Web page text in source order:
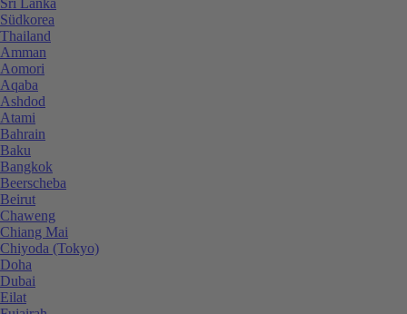
Südkorea
Thailand
Amman
Aomori
Aqaba
Ashdod
Atami
Bahrain
Baku
Bangkok
Beerscheba
Beirut
Chaweng
Chiang Mai
Chiyoda (Tokyo)
Doha
Dubai
Eilat